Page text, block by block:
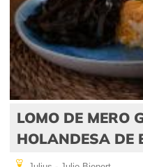
LOMO DE MERO
HOLANDESA DE